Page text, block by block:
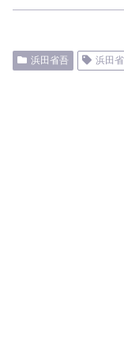
浜田省吾 浜田